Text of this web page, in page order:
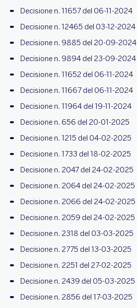
Decisione n. 11657 del 06-11-2024
Decisione n. 12465 del 03-12-2024
Decisione n. 9885 del 20-09-2024
Decisione n. 9894 del 23-09-2024
Decisione n. 11652 del 06-11-2024
Decisione n. 11667 del 06-11-2024
Decisione n. 11964 del 19-11-2024
Decisione n. 656 del 20-01-2025
Decisione n. 1215 del 04-02-2025
Decisione n. 1733 del 18-02-2025
Decisione n. 2047 del 24-02-2025
Decisione n. 2064 del 24-02-2025
Decisione n. 2066 del 24-02-2025
Decisione n. 2059 del 24-02-2025
Decisione n. 2318 del 03-03-2025
Decisione n. 2775 del 13-03-2025
Decisione n. 2251 del 27-02-2025
Decisione n. 2439 del 05-03-2025
Decisione n. 2856 del 17-03-2025